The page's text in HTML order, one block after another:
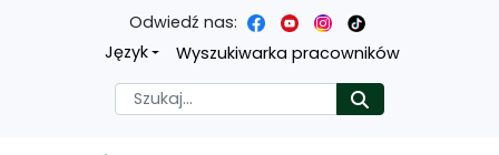
Przejdź
treści
Przejdź
menu
Przejdź
wyszukiwarki
Przejdź
mapy
Odwiedź nas:
Język
Wyszukiwarka pracowników
Szukaj